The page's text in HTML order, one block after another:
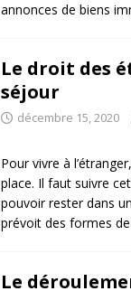
annonces de biens
Le droit des
séjour
décembre 15, 2020
Pour vivre à
place. Il faut suivre
pouvoir rester dans
prévoit des formes
Le